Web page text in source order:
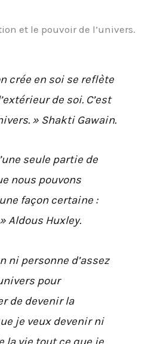
et le pouvoir de l’univers.
crée en soi se reflète
de soi. C’est
» Shakti Gawain.
seule partie de
nous pouvons
façon certaine :
Aldous Huxley.
ni personne d’assez
pour
de devenir la
je veux devenir ni